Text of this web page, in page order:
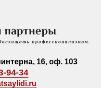
16, оф. 103
94-34